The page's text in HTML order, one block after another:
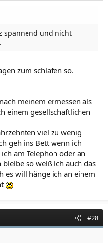
spannend und nicht
zum schlafen so.
meinem ermessen als
einem gesellschaftlichen
viel zu wenig
geh ins Bett wenn ich
am Telephon oder an
so weiß ich auch das
es will hänge ich an einem
#28